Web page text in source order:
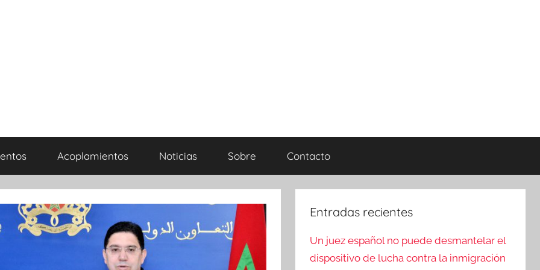
Acoplamientos Noticias Sobre Contacto
Entradas recientes
Un juez español no puede desmantelar el
dispositivo de lucha contra la inmigración